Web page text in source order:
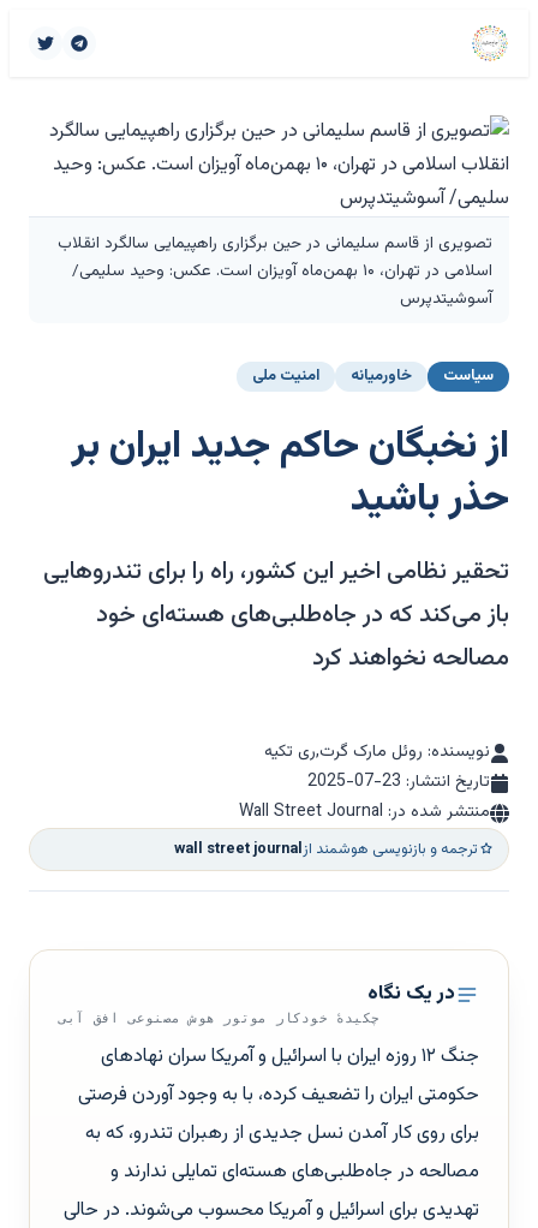
تصویری از قاسم سلیمانی در حین برگزاری راهپیمایی سالگرد انقلاب
اسلامی در تهران، ۱۰ بهمن‌ماه آویزان است. عکس: وحید سلیمی/
آسوشیتدپرس
سیاست خاورمیانه امنیت ملی
از نخبگان حاکم جدید ایران بر
حذر باشید
تحقیر نظامی اخیر این کشور، راه را برای تندروهایی
باز می‌کند که در جاه‌طلبی‌های هسته‌ای خود
مصالحه نخواهند کرد
نویسنده: روئل مارک گرت,ری تکیه
تاریخ انتشار: 2025-07-23
منتشر شده در: Wall Street Journal
ترجمه و بازنویسی هوشمند ازwall street journal
در یک نگاه
چکیدهٔ خودکار موتور هوش مصنوعی افق آبی
جنگ ۱۲ روزه ایران با اسرائیل و آمریکا سران نهادهای
حکومتی ایران را تضعیف کرده، با به وجود آوردن فرصتی
برای روی کار آمدن نسل جدیدی از رهبران تندرو، که به
مصالحه در جاه‌طلبی‌های هسته‌ای تمایلی ندارند و
تهدیدی برای اسرائیل و آمریکا محسوب می‌شوند. در حالی